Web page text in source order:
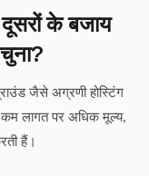
के बजाय
जैसे अग्रणी होस्टिंग
लागत पर अधिक मूल्य,
हैं।